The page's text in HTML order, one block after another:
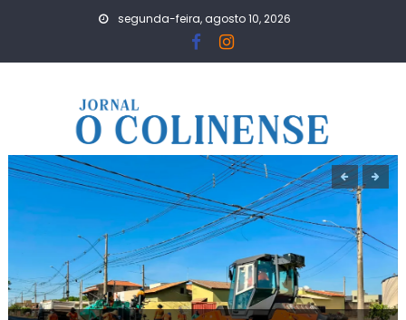
segunda-feira, agosto 10, 2026